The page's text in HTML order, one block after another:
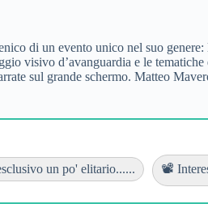
di un evento unico nel suo
visivo d’avanguardia e le
sul grande schermo. Matteo
un po' elitario...... 📽️